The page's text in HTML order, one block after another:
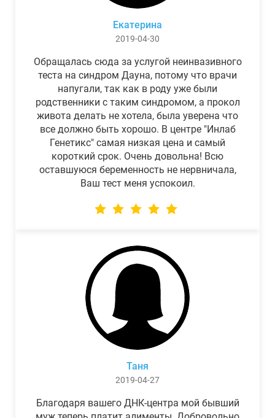
Екатерина
2019-04-30
Обращалась сюда за услугой неинвазивного
теста на синдром Дауна, потому что врачи
напугали, так как в роду уже были
родственники с таким синдромом, а прокол
живота делать не хотела, была уверена что
все должно быть хорошо. В центре "Инлаб
Генетикс" самая низкая цена и самый
короткий срок. Очень довольна! Всю
оставшуюся беременность не нервничала,
Ваш тест меня успокоил.
Таня
2019-04-27
Благодаря вашего ДНК-центра мой бывший